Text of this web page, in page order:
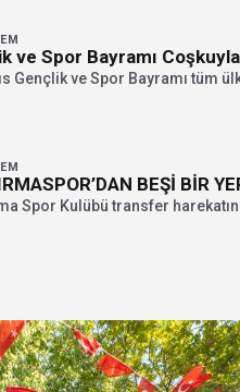
ve Spor Bayramı
Gençlik ve Spor Bayramı tüm
BEŞİ BİR
Spor Kulübü transfer